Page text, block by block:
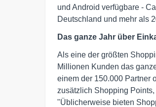
und Android verfügbare -
Deutschland und mehr als
Das ganze Jahr über
Als eine der größten
Millionen Kunden das
einem der 150.000 Partner
zusätzlich Shopping
"Üblicherweise bieten